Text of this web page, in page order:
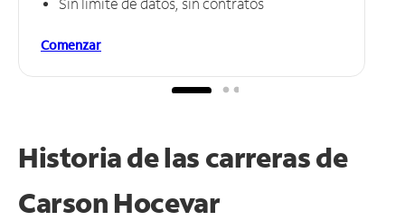
Comenzar
Historia de las carreras de
Carson Hocevar